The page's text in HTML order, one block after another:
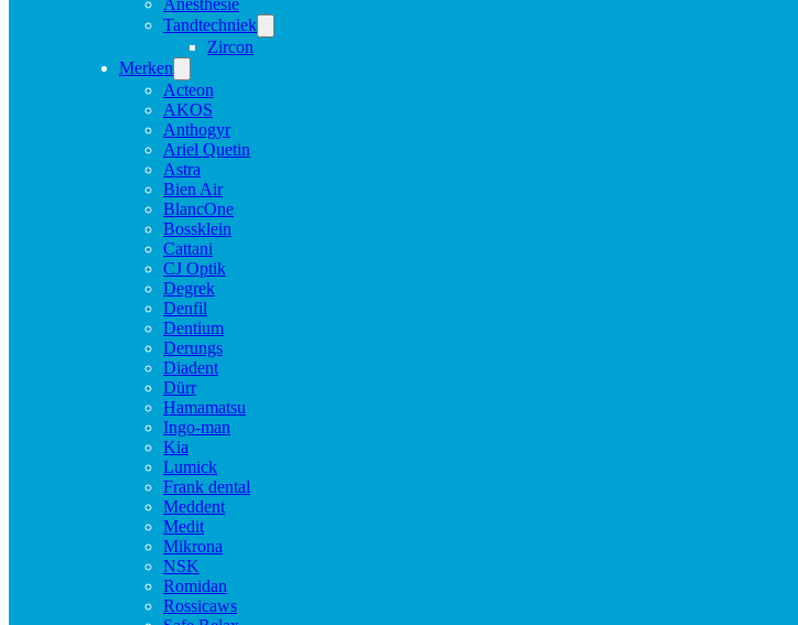
Anesthesie
Tandtechniek
Zircon
Merken
Acteon
AKOS
Anthogyr
Ariel Quetin
Astra
Bien Air
BlancOne
Bossklein
Cattani
CJ Optik
Degrek
Denfil
Dentium
Derungs
Diadent
Dürr
Hamamatsu
Ingo-man
Kia
Lumick
Frank dental
Meddent
Medit
Mikrona
NSK
Romidan
Rossicaws